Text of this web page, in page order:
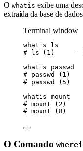
O whatis exibe uma
extraída da base de
Terminal window
whatis
ls
# ls (1)     -
whatis
passwd
# passwd (1)
# passwd (5)
whatis mount
# mount (2)
# mount (8)
O Comando